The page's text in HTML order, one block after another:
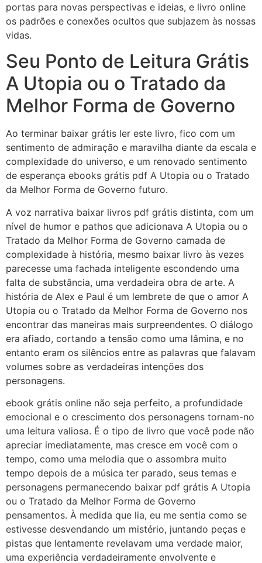
portas para novas perspectivas e ideias, e livro online
os padrões e conexões ocultos que subjazem às nossas
vidas.
Seu Ponto de Leitura Grátis
A Utopia ou o Tratado da
Melhor Forma de Governo
Ao terminar baixar grátis ler este livro, fico com um
sentimento de admiração e maravilha diante da escala e
complexidade do universo, e um renovado sentimento
de esperança ebooks grátis pdf A Utopia ou o Tratado
da Melhor Forma de Governo futuro.
A voz narrativa baixar livros pdf grátis distinta, com um
nível de humor e pathos que adicionava A Utopia ou o
Tratado da Melhor Forma de Governo camada de
complexidade à história, mesmo baixar livro às vezes
parecesse uma fachada inteligente escondendo uma
falta de substância, uma verdadeira obra de arte. A
história de Alex e Paul é um lembrete de que o amor A
Utopia ou o Tratado da Melhor Forma de Governo nos
encontrar das maneiras mais surpreendentes. O diálogo
era afiado, cortando a tensão como uma lâmina, e no
entanto eram os silêncios entre as palavras que falavam
volumes sobre as verdadeiras intenções dos
personagens.
ebook grátis online não seja perfeito, a profundidade
emocional e o crescimento dos personagens tornam-no
uma leitura valiosa. É o tipo de livro que você pode não
apreciar imediatamente, mas cresce em você com o
tempo, como uma melodia que o assombra muito
tempo depois de a música ter parado, seus temas e
personagens permanecendo baixar pdf grátis A Utopia
ou o Tratado da Melhor Forma de Governo
pensamentos. À medida que lia, eu me sentia como se
estivesse desvendando um mistério, juntando peças e
pistas que lentamente revelavam uma verdade maior,
uma experiência verdadeiramente envolvente e